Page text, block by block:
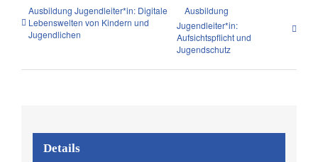
Ausbildung Jugendleiter*in: Digitale
Lebenswelten von Kindern und
Jugendlichen
Ausbildung
Jugendleiter*in:
Aufsichtspflicht und
Jugendschutz
Details